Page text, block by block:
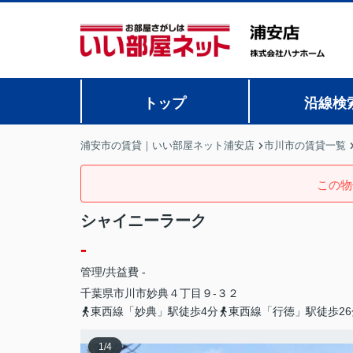
トップ 沿線検
浦安市の賃貸｜いい部屋ネット浦安店 市川市の賃貸一覧
この
シャイニーラーク
-
管理/共益費 -
千葉県市川市妙典４丁目９-３２
東西線「妙典」駅徒歩4分
東西線「行徳」駅徒歩
1/4